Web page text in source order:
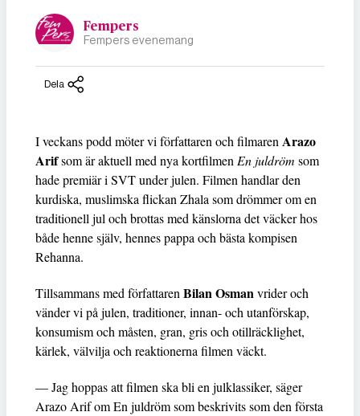
Fempers
Fempers evenemang
Dela
I veckans podd möter vi författaren och filmarenArazo
Arifsom är aktuell med nya kortfilmenEn juldröm som
hade premiär i SVT under julen. Filmen handlar den
kurdiska, muslimska flickan Zhala som drömmer om en
traditionell jul och brottas med känslorna det väcker hos
både henne själv, hennes pappa och bästa kompisen
Rehanna.
Tillsammans med författarenBilan Osmanvrider och
vänder vi på julen, traditioner, innan- och utanförskap,
konsumism och måsten, gran, gris och otillräcklighet,
kärlek, välvilja och reaktionerna filmen väckt.
— Jag hoppas att filmen ska bli en julklassiker, säger
Arazo Arif om En juldröm som beskrivits som den första